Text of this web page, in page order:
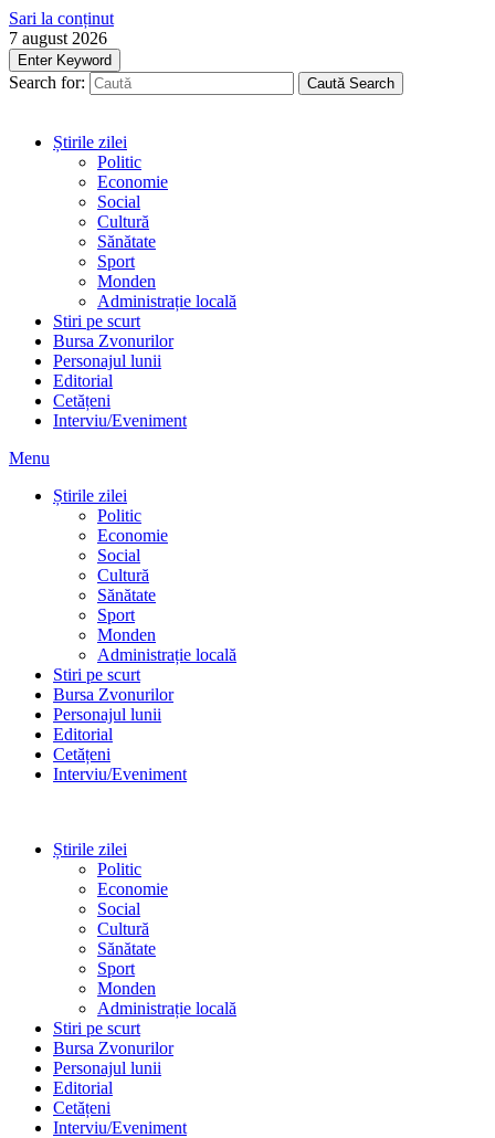
Sari la conținut
7 august 2026
Enter Keyword
Search for: Caută Search
Știrile zilei
Politic
Economie
Social
Cultură
Sănătate
Sport
Monden
Administrație locală
Stiri pe scurt
Bursa Zvonurilor
Personajul lunii
Editorial
Cetățeni
Interviu/Eveniment
Menu
Știrile zilei
Politic
Economie
Social
Cultură
Sănătate
Sport
Monden
Administrație locală
Stiri pe scurt
Bursa Zvonurilor
Personajul lunii
Editorial
Cetățeni
Interviu/Eveniment
Știrile zilei
Politic
Economie
Social
Cultură
Sănătate
Sport
Monden
Administrație locală
Stiri pe scurt
Bursa Zvonurilor
Personajul lunii
Editorial
Cetățeni
Interviu/Eveniment